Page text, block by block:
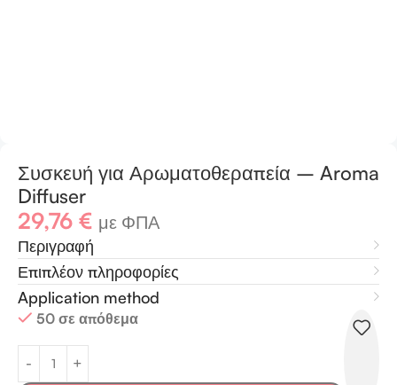
Συσκευή για Αρωματοθεραπεία – Aroma
Diffuser
29,76 € με ΦΠΑ
Περιγραφή
Επιπλέον πληροφορίες
Application method
50 σε απόθεμα